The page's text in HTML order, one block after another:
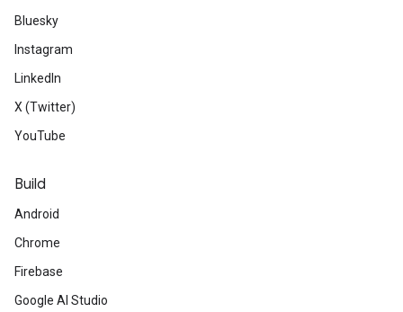
Bluesky
Instagram
LinkedIn
X (Twitter)
YouTube
Build
Android
Chrome
Firebase
Google AI Studio